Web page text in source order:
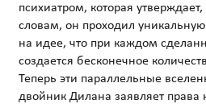
психиатром, которая
словам, он проходил
на идее, что при каждом
создается бесконечное
Теперь эти параллельные
двойник Дилана заявляет